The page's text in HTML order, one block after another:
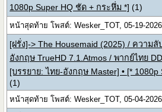
1080p Super HQ ชัด + กระหึ่ม *] (1)
หน้าสุดท้าย โพสต์: Wesker_TOT, 05-19-
[ฝรั่ง]-> The Housemaid (2025) / ความลั
อังกฤษ TrueHD 7.1.Atmos / พากย์ไทย
[บรรยาย: ไทย-อังกฤษ Master] • [*
(1)
หน้าสุดท้าย โพสต์: Wesker_TOT, 05-04-